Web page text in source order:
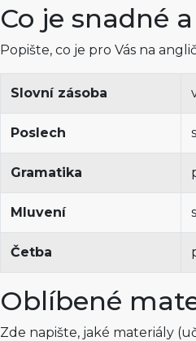
Co je snadné
Popište, co je pro Vás na
Slovní zásoba
Poslech
Gramatika
Mluvení
Četba
Oblíbené
Zde napište, jaké materiály